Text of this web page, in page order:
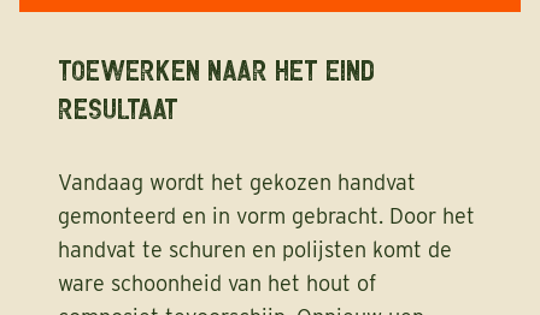
Toewerken naar het eind
resultaat
Vandaag wordt het gekozen handvat
gemonteerd en in vorm gebracht. Door het
handvat te schuren en polijsten komt de
ware schoonheid van het hout of